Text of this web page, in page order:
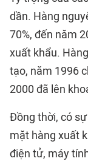
dần. Hàng
70%, đến năm
xuất khẩu.
tạo, năm 1996
2000 đã lên
Đồng thời, có
mặt hàng xuất
điện tử, máy